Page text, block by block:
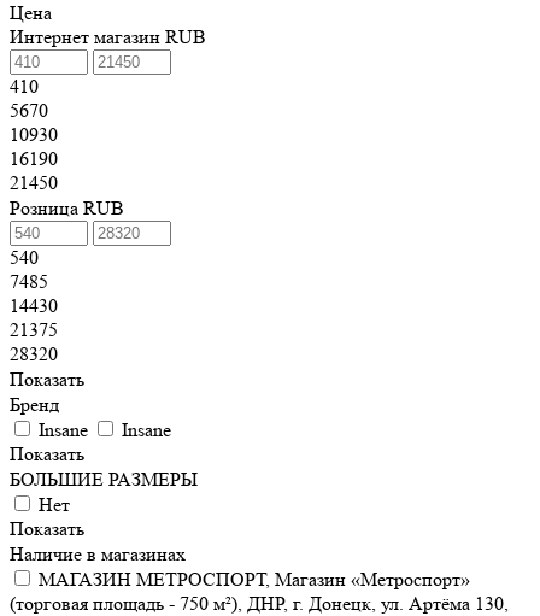
Цена
Интернет магазин RUB
410
5670
10930
16190
21450
Розница RUB
540
7485
14430
21375
28320
Показать
Бренд
Insane
Insane
Показать
БОЛЬШИЕ РАЗМЕРЫ
Нет
Показать
Наличие в магазинах
МАГАЗИН МЕТРОСПОРТ, Магазин «Метроспорт»
(торговая площадь - 750 м²), ДНР, г. Донецк, ул. Артёма 130,